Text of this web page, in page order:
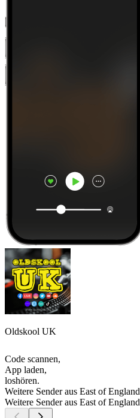
Oldskool UK
Code scannen,
App laden,
loshören.
Weitere Sender aus East of England
Weitere Sender aus East of England